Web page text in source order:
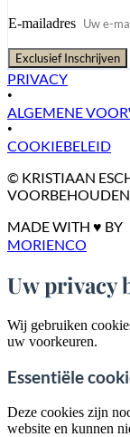
E-mailadres
Exclusief Inschrijven
PRIVACY
•
ALGEMENE
•
COOKIEBELEID
© KRISTIAAN
VOORBEHOUDEN
MADE WITH ♥ BY
MORIENCO
Uw privacy
Wij gebruiken
uw voorkeuren.
Essentiële
Deze cookies zijn
website en kunnen